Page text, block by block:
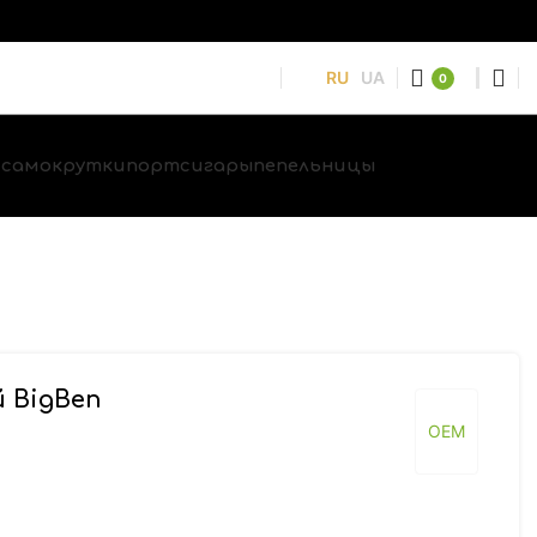
RU UA 0
самокрутки портсигарыпепельницы
OEM